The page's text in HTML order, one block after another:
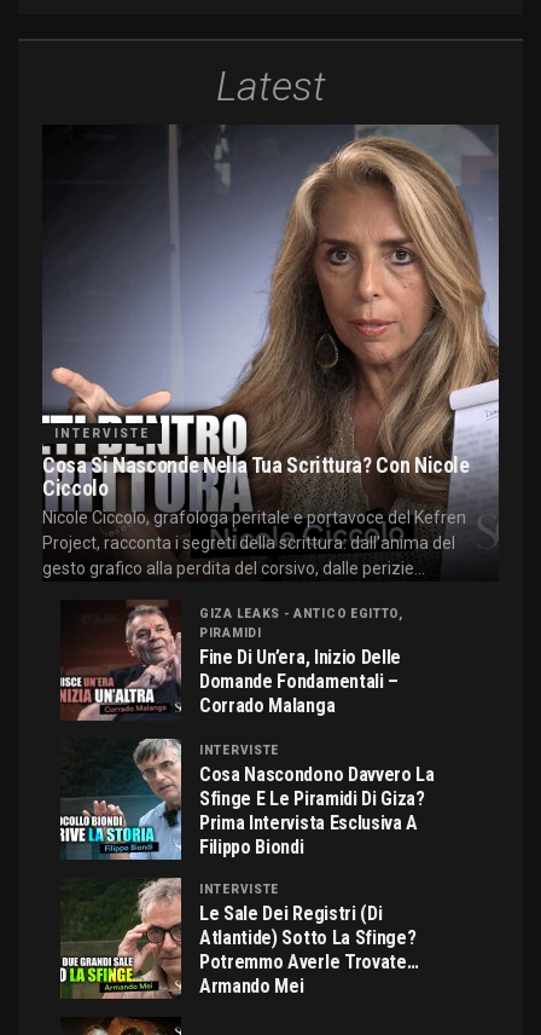
Latest
INTERVISTE
Cosa Si Nasconde Nella Tua Scrittura? Con Nicole
Ciccolo
Nicole Ciccolo, grafologa peritale e portavoce del Kefren
Project, racconta i segreti della scrittura: dall'anima del
gesto grafico alla perdita del corsivo, dalle perizie...
GIZA LEAKS - ANTICO EGITTO,
PIRAMIDI
Fine Di Un’era, Inizio Delle
Domande Fondamentali –
Corrado Malanga
INTERVISTE
Cosa Nascondono Davvero La
Sfinge E Le Piramidi Di Giza?
Prima Intervista Esclusiva A
Filippo Biondi
INTERVISTE
Le Sale Dei Registri (di
Atlantide) Sotto La Sfinge?
Potremmo Averle Trovate…
Armando Mei